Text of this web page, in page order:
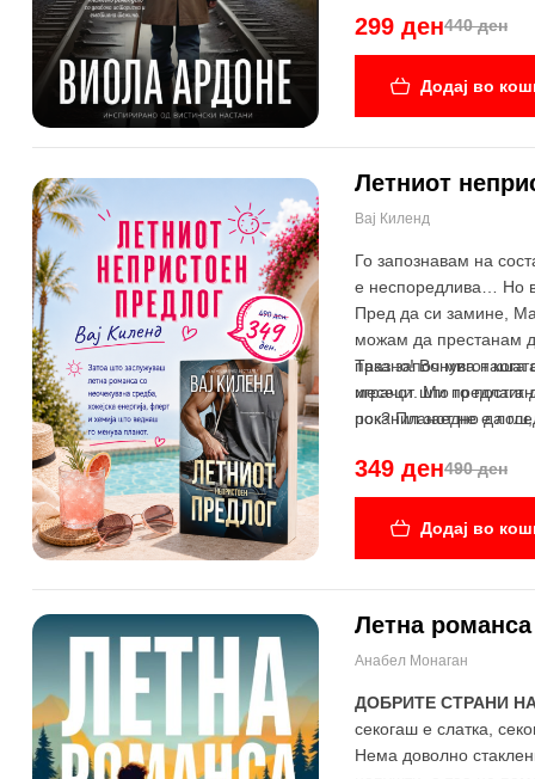
440 ден
299 ден
Додај во
-29%
Летниот
Вај Киленд
Го запознавам на
е неспоредлива… Но
Пред да си замине,
можам да престанам
празно! Во мигот
играчот што го
поканил заедно да
Така започнува
месеци. Ми предлага
рок? Планот не е
490 ден
349 ден
Додај во
-30%
Летна романса
Анабел Монаган
ДОБРИТЕ СТРАНИ
секогаш е слатка,
Нема доволно